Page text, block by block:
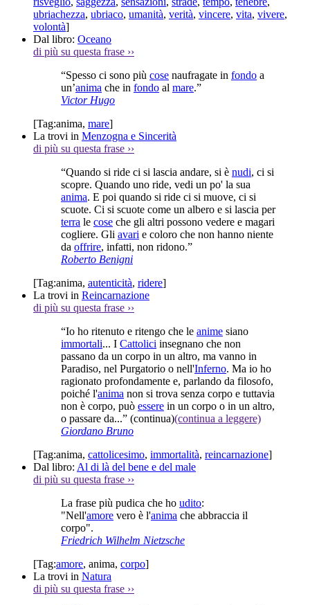
ubriachezza, ubriaco, umanità, verità, vincere, vita, vivere,
volontà]
Dal libro: Oceano
di più su questa frase ››
“Spesso ci sono più cose naufragate in fondo a
un’anima che in fondo al mare.”
Victor Hugo
[Tag:anima, mare]
La trovi in Menzogna e Sincerità
di più su questa frase ››
“Quando si ride ci si lascia andare, si è nudi, ci si
scopre. Quando uno ride, vedi un po' la sua
anima. E poi quando si ride ci si muove, ci si
scuote. Ci si scuote come un albero e si lascia per
terra le cose che gli altri possono vedere e magari
cogliere. Gli avari e coloro che non hanno niente
da offrire, infatti, non ridono.”
Roberto Benigni
[Tag:anima, autenticità, ridere]
La trovi in Reincarnazione
di più su questa frase ››
“Io ho ritenuto e ritengo che le anime siano
immortali... I Cattolici insegnano che non
passano da un corpo in un altro, ma vanno in
Paradiso, nel Purgatorio o nell'Inferno. Ma io ho
ragionato profondamente e, parlando da filosofo,
poiché l'anima non si trova senza corpo e tuttavia
non è corpo, può essere in un corpo o in un altro,
o passare da...” (continua)(continua a leggere)
Giordano Bruno
[Tag:anima, cattolicesimo, immortalità, reincarnazione]
Dal libro: Al di là del bene e del male
di più su questa frase ››
La frase più pudica che ho udito:
"Nell'amore vero è l'anima che abbraccia il
corpo".
Friedrich Wilhelm Nietzsche
[Tag:amore, anima, corpo]
La trovi in Natura
di più su questa frase ››